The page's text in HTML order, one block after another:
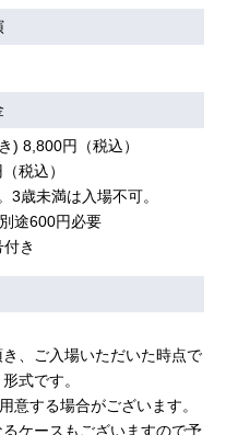
) 8,800円（税込）
税込）
歳未満は入場不可。
途600円必要
き
、ご入場いただいた時点で
式です。
意する場合がございます。
ケースもございますので予